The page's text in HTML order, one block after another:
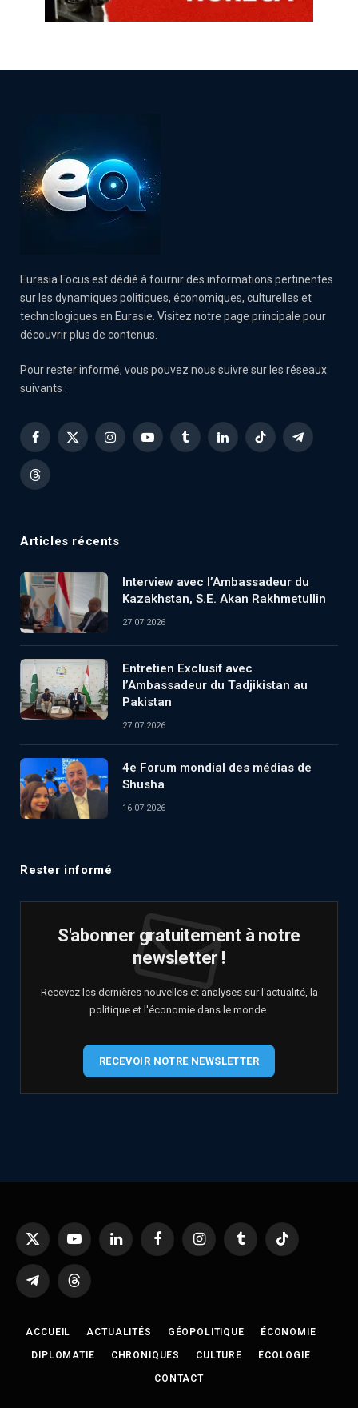
Eurasia Focus est dédié à fournir des informations pertinentes
sur les dynamiques politiques, économiques, culturelles et
technologiques en Eurasie. Visitez notre page principale pour
découvrir plus de contenus.
Pour rester informé, vous pouvez nous suivre sur les réseaux
suivants :
Facebook
X
InstagramYouTubeTumblrLinkedInTikTok Telegram
Threads
Articles récents
Interview avec l’Ambassadeur du
Kazakhstan, S.E. Akan Rakhmetullin
27.07.2026
Entretien Exclusif avec
l’Ambassadeur du Tadjikistan au
Pakistan
27.07.2026
4e Forum mondial des médias de
Shusha
16.07.2026
Rester informé
S'abonner gratuitement à notre
newsletter !
Recevez les dernières nouvelles et analyses sur l'actualité, la
politique et l'économie dans le monde.
RECEVOIR NOTRE NEWSLETTER
X
YouTubeLinkedIn FacebookInstagramTumblr TikTok
TelegramThreads
ACCUEIL ACTUALITÉS GÉOPOLITIQUE ÉCONOMIE
DIPLOMATIE CHRONIQUES CULTURE ÉCOLOGIE
CONTACT